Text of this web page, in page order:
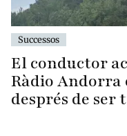
Successos
El conductor
Ràdio Andorra
després de